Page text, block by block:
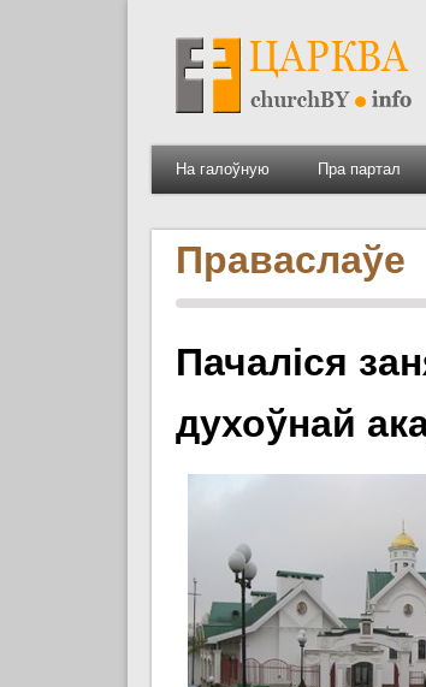
На галоўную Пра партал
Праваслаўе
Пачаліся
духоўнай